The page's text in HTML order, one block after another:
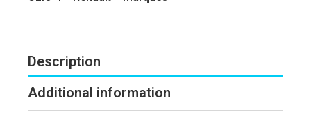
Description
Additional information